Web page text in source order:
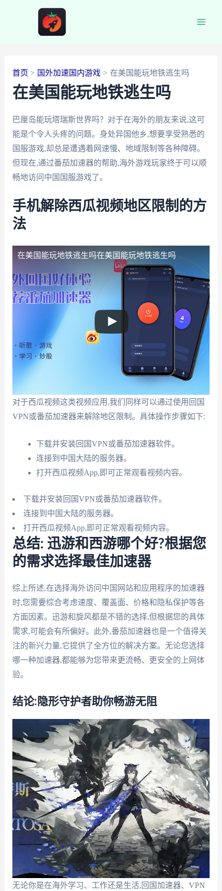
首页 国外加速国内游戏 在美国能玩地铁逃生吗
在美国能玩地铁逃生吗
巴厘岛能玩塔瑞斯世界吗？对于在海外的朋友来说,这可
能是个令人头疼的问题。身处异国他乡,想要享受熟悉的
国服游戏,却总是遭遇着网速慢、地域限制等各种障碍。
但现在,通过番茄加速器的帮助,海外游戏玩家终于可以顺
畅地访问中国国服游戏了。
手机解除西瓜视频地区限制的方
法
在美国能玩地铁逃生吗在美国能玩地铁逃生吗
对于西瓜视频这类视频应用,我们同样可以通过使用回国
VPN或番茄加速器来解除地区限制。具体操作步骤如下:
下载并安装回国VPN或番茄加速器软件。
连接到中国大陆的服务器。
打开西瓜视频App,即可正常观看视频内容。
下载并安装回国VPN或番茄加速器软件。
连接到中国大陆的服务器。
打开西瓜视频App,即可正常观看视频内容。
总结: 迅游和西游哪个好?根据您
的需求选择最佳加速器
综上所述,在选择海外访问中国网站和应用程序的加速器
时,您需要综合考虑速度、覆盖面、价格和隐私保护等各
方面因素。迅游和旋风都是不错的选择,但根据您的具体
需求,可能会有所偏好。此外,番茄加速器也是一个值得关
注的新兴力量,它提供了全方位的解决方案。无论您选择
哪一种加速器,都能够为您带来更流畅、更安全的上网体
验。
结论:隐形守护者助你畅游无阻
无论你是在海外学习、工作还是生活,回国加速器、VPN